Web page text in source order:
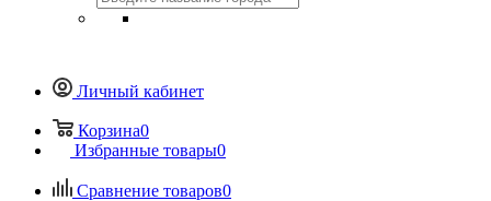
Личный кабинет
Корзина0
Избранные товары0
Сравнение товаров0